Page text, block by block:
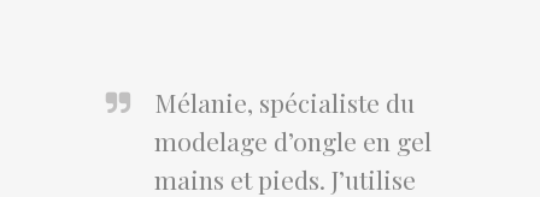
Mélanie, spécialiste du
modelage d’ongle en gel
mains et pieds. J’utilise